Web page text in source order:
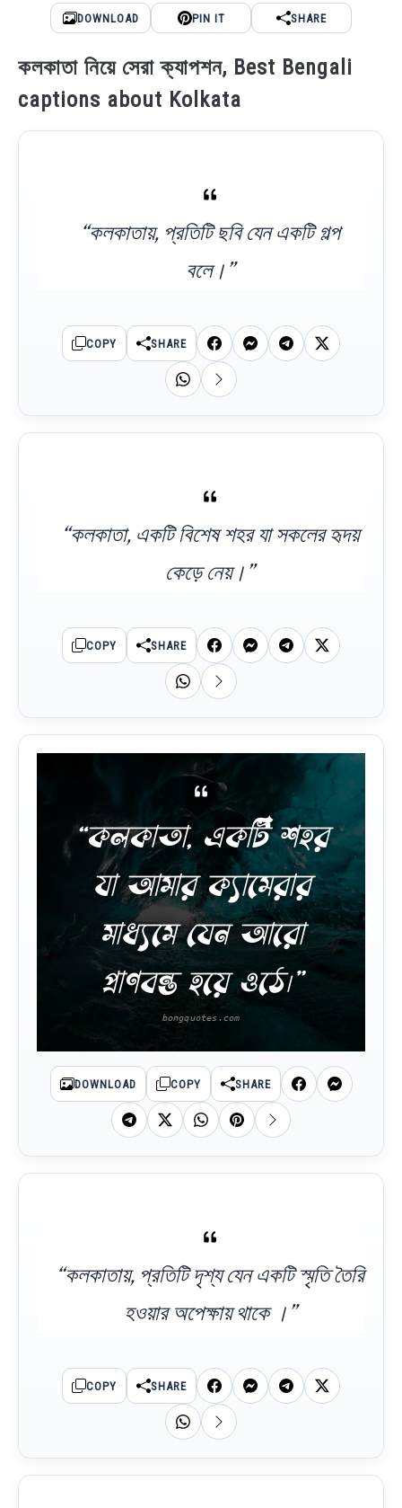
DOWNLOAD PIN IT SHARE
কলকাতা নিয়ে সেরা ক্যাপশন, Best Bengali
captions about Kolkata
“কলকাতায়, প্রতিটি ছবি যেন একটি গল্প
বলে।”
COPY SHARE
“কলকাতা, একটি বিশেষ শহর যা সকলের হৃদয়
কেড়ে নেয়।”
COPY SHARE
“কলকাতা, একটি শহর
যা আমার ক্যামেরার
মাধ্যমে যেন আরো
প্রাণবন্ত হয়ে ওঠে।”
DOWNLOAD COPY SHARE
“কলকাতায়, প্রতিটি দৃশ্য যেন একটি স্মৃতি তৈরি
হওয়ার অপেক্ষায় থাকে ।”
COPY SHARE